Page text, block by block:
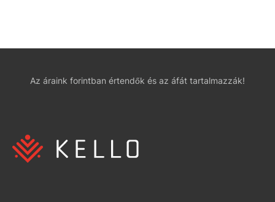
Az áraink forintban értendők és az áfát tartalmazzák!